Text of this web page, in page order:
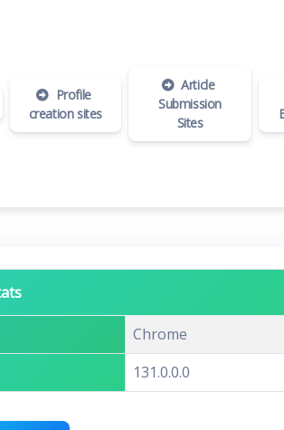
Profile
creation sites
Article
Submission
Sites
Chrome
131.0.0.0